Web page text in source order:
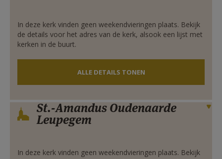
In deze kerk vinden geen weekendvieringen plaats. Bekijk
de details voor het adres van de kerk, alsook een lijst met
kerken in de buurt.
ALLE DETAILS TONEN
Verbergen
St.-Amandus Oudenaarde
Leupegem
In deze kerk vinden geen weekendvieringen plaats. Bekijk